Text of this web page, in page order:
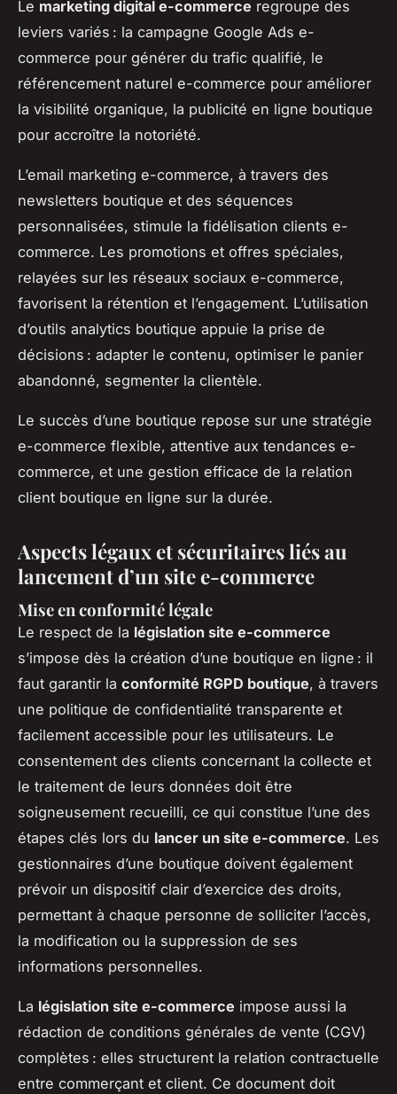
Le marketing digital e-commerce regroupe des
leviers variés : la campagne Google Ads e-
commerce pour générer du trafic qualifié, le
référencement naturel e-commerce pour améliorer
la visibilité organique, la publicité en ligne boutique
pour accroître la notoriété.
L’email marketing e-commerce, à travers des
newsletters boutique et des séquences
personnalisées, stimule la fidélisation clients e-
commerce. Les promotions et offres spéciales,
relayées sur les réseaux sociaux e-commerce,
favorisent la rétention et l’engagement. L’utilisation
d’outils analytics boutique appuie la prise de
décisions : adapter le contenu, optimiser le panier
abandonné, segmenter la clientèle.
Le succès d’une boutique repose sur une stratégie
e-commerce flexible, attentive aux tendances e-
commerce, et une gestion efficace de la relation
client boutique en ligne sur la durée.
Aspects légaux et sécuritaires liés au
lancement d’un site e-commerce
Mise en conformité légale
Le respect de la législation site e-commerce
s’impose dès la création d’une boutique en ligne : il
faut garantir la conformité RGPD boutique, à travers
une politique de confidentialité transparente et
facilement accessible pour les utilisateurs. Le
consentement des clients concernant la collecte et
le traitement de leurs données doit être
soigneusement recueilli, ce qui constitue l’une des
étapes clés lors du lancer un site e-commerce. Les
gestionnaires d’une boutique doivent également
prévoir un dispositif clair d’exercice des droits,
permettant à chaque personne de solliciter l’accès,
la modification ou la suppression de ses
informations personnelles.
La législation site e-commerce impose aussi la
rédaction de conditions générales de vente (CGV)
complètes : elles structurent la relation contractuelle
entre commerçant et client. Ce document doit